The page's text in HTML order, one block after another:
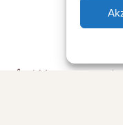
& ANGST,